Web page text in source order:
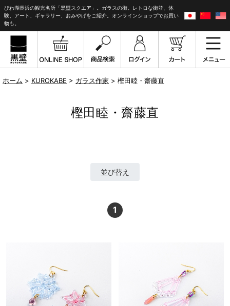
びわ湖長浜の観光名所「黒壁スクエア」。ガラスの街。レトロな街並、体
験、アート、ギャラリー、おみやげをご紹介。オンラインショップでお買い
物も。
ホーム > KUROKABE > ガラス作家 > 樫田睦・齋藤直
樫田睦・齋藤直
並び替え
1